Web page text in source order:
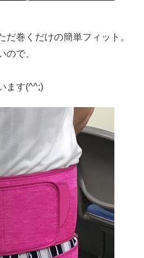
巻くだけの簡単フィット。
ので、
ます(^^;)